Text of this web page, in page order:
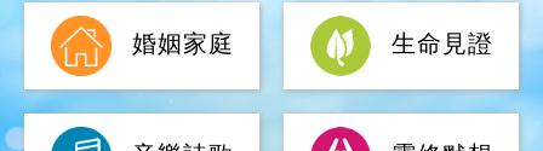
音樂詩歌 靈修默想